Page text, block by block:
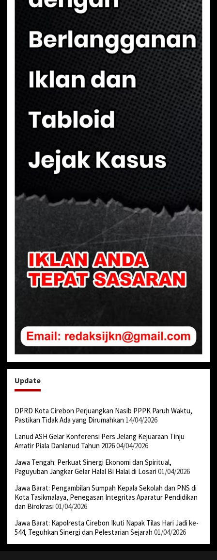
Update
DPRD Kota Cirebon Perjuangkan Nasib PPPK Paruh Waktu,
Pastikan Tidak Ada yang Dirumahkan 14/04/2026
Lanud ASH Gelar Konferensi Pers Jelang Kejuaraan Tinju
Amatir Piala Danlanud Tahun 202604/04/2026
Jawa Tengah: Perkuat Sinergi Ekonomi dan Spiritual,
Paguyuban Jangkar Gelar Halal Bi Halal di Losari 01/04/2026
Jawa Barat: Pengambilan Sumpah Kepala Sekolah dan PNS di
Kota Tasikmalaya, Penegasan Integritas Aparatur Pendidikan
dan Birokrasi 01/04/2026
Jawa Barat: Kapolresta Cirebon Ikuti Napak Tilas Hari Jadi ke-
544, Teguhkan Sinergi dan Pelestarian Sejarah 01/04/2026